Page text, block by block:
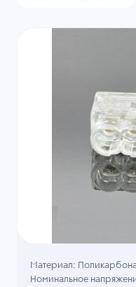
Материал:
Номинальное